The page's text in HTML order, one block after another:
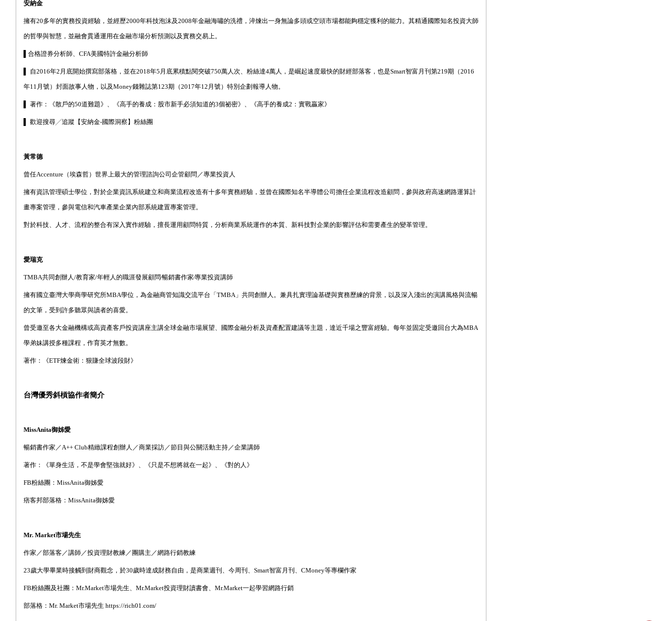
安納金
擁有20多年的實務投資經驗，並經歷2000年科技泡沫及2008年金融海嘯的洗禮，淬煉出一身無論多頭或空頭市場都能夠穩定獲利的能力。其精通國際知名投資大師
的哲學與智慧，並融會貫通運用在金融市場分析預測以及實務交易上。
▌合格證券分析師、 CFA美國特許金融分析師
自2016年2 月底開始撰寫部落格，並在2018年5 月底累積點閱突破750萬人次、粉絲達4萬人，是崛起速度最快的財經部落客，也是Smart智富月刊第219期（2016
年11 月號）封面故事人物，以及Money錢雜誌第123期（2017年12 月號）特別企劃報導人物。
著作：《散戶的50道難題》、《高手的養成：股市新手必須知道的3個祕密》、《高手的養成2 ：實戰贏家》
歡迎搜尋╱追蹤【安納金-國際洞察】粉絲團
黃常德
曾任Accenture （埃森哲）世界上最大的管理諮詢公司企管顧問／專業投資人
擁有資訊管理碩士學位，對於企業資訊系統建立和商業流程改造有十多年實務經驗，並曾在國際知名半導體公司擔任企業流程改造顧問，參與政府高速網路運算計
畫專案管理，參與電信和汽車產業企業內部系統建置專案管理。
對於科技、人才、流程的整合有深入實作經驗，擅長運用顧問特質，分析商業系統運作的本質、新科技對企業的影響評估和需要產生的變革管理。
愛瑞克
TMBA共同創辦人/教育家/年輕人的職涯發展顧問∕暢銷書作家∕專業投資講師
擁有國立臺灣大學商學研究所MBA學位，為金融商管知識交流平台「 TMBA」共同創辦人。兼具扎實理論基礎與實務歷練的背景，以及深入淺出的演講風格與流暢
的文筆，受到許多聽眾與讀者的喜愛。
曾受邀至各大金融機構或高資產客戶投資講座主講全球金融市場展望、國際金融分析及資產配置建議等主題，達近千場之豐富經驗。每年並固定受邀回台大為MBA
學弟妹講授多種課程，作育英才無數。
著作：《ETF煉金術：狠賺全球波段財》
台灣優秀斜槓協作者簡介
MissAnita御姊愛
暢銷書作家／A++ Club精緻課程創辦人／商業採訪／節目與公關活動主持／企業講師
著作：《單身生活，不是學會堅強就好》、《只是不想將就在一起》、《對的人》
FB粉絲團：MissAnita御姊愛
痞客邦部落格：MissAnita御姊愛
Mr. Market市場先生
作家／部落客／講師／投資理財教練／團購主／網路行銷教練
23歲大學畢業時接觸到財商觀念，於30歲時達成財務自由，是商業週刊、今周刊、Smart智富月刊、CMoney等專欄作家
FB粉絲團及社團：Mr.Market市場先生、Mr.Market投資理財讀書會、Mr.Market一起學習網路行銷
部落格：Mr. Market市場先生 https://rich01.com/